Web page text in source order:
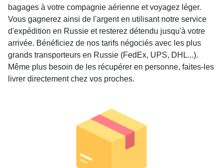
bagages à votre compagnie aérienne et voyagez léger.
Vous gagnerez ainsi de l'argent en utilisant notre service
d'expédition en Russie et resterez détendu jusqu'à votre
arrivée. Bénéficiez de nos tarifs négociés avec les plus
grands transporteurs en Russie (FedEx, UPS, DHL...).
Même plus besoin de les récupérer en personne, faites-les
livrer directement chez vos proches.